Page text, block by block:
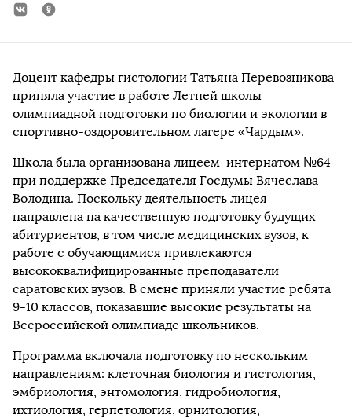
Доцент кафедры гистологии Татьяна Перевозникова
приняла участие в работе Летней школы
олимпиадной подготовки по биологии и экологии в
спортивно-оздоровительном лагере «Чардым».
Школа была организована лицеем-интернатом №64
при поддержке Председателя Госдумы Вячеслава
Володина. Поскольку деятельность лицея
направлена на качественную подготовку будущих
абитуриентов, в том числе медицинских вузов, к
работе с обучающимися привлекаются
высококвалифицированные преподаватели
саратовских вузов. В смене приняли участие ребята
9-10 классов, показавшие высокие результаты на
Всероссийской олимпиаде школьников.
Программа включала подготовку по нескольким
направлениям: клеточная биология и гистология,
эмбриология, энтомология, гидробиология,
ихтиология, герпетология, орнитология,